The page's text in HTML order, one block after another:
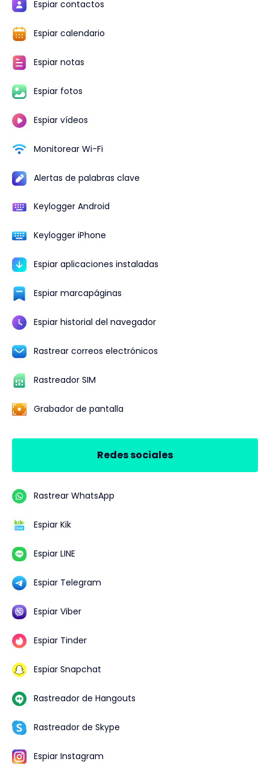
Espiar contactos
Espiar calendario
Espiar notas
Espiar fotos
Espiar vídeos
Monitorear Wi-Fi
Alertas de palabras clave
Keylogger Android
Keylogger iPhone
Espiar aplicaciones instaladas
Espiar marcapáginas
Espiar historial del navegador
Rastrear correos electrónicos
Rastreador SIM
Grabador de pantalla
Redes sociales
Rastrear WhatsApp
Espiar Kik
Espiar LINE
Espiar Telegram
Espiar Viber
Espiar Tinder
Espiar Snapchat
Rastreador de Hangouts
Rastreador de Skype
Espiar Instagram